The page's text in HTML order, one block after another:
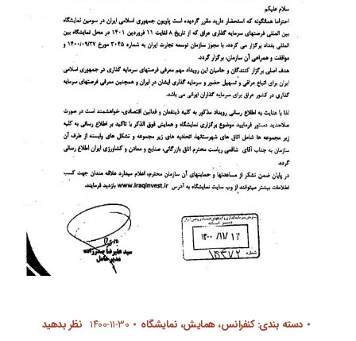
دسته بندی:کنفرانس، همایش، نمایشگاه ۱۴۰۰-۱۱-۳۰ نظر بدهید